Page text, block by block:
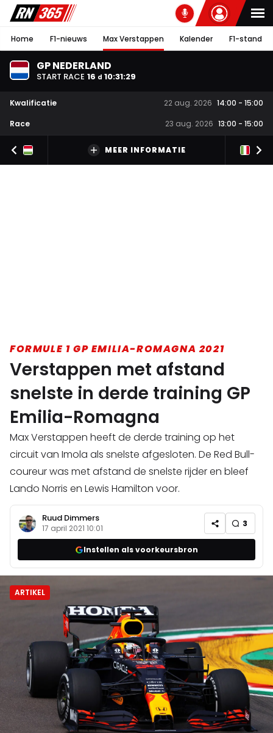
Home F1-nieuws Max Verstappen Kalender F1-stand
GP NEDERLAND
START RACE 16 d 10:31:28
Kwalificatie 22 aug. 2026 14:00 - 15:00
Race
23 aug. 2026 13:00 - 15:00
MEER INFORMATIE
FORMULE 1 GP EMILIA-ROMAGNA 2021
Verstappen met afstand
snelste in derde training GP
Emilia-Romagna
Max Verstappen heeft de derde training op het
circuit van Imola als snelste afgesloten. De Red Bull-
coureur was met afstand de snelste rijder en bleef
Lando Norris en Lewis Hamilton voor.
Ruud Dimmers
17 april 2021 10:01 3
Instellen als voorkeursbron
ARTIKEL